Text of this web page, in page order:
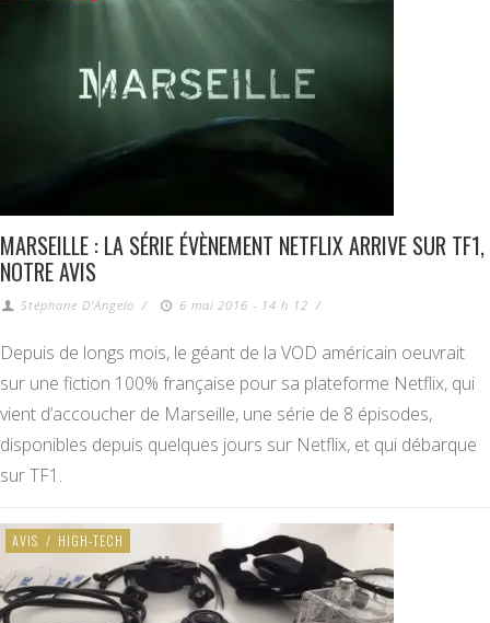
MARSEILLE : LA SÉRIE ÉVÈNEMENT NETFLIX ARRIVE SUR TF1,
NOTRE AVIS
Stéphane D'Angelo / 6 mai 2016 - 14 h 12 /
Depuis de longs mois, le géant de la VOD américain oeuvrait
sur une fiction 100% française pour sa plateforme Netflix, qui
vient d’accoucher de Marseille, une série de 8 épisodes,
disponibles depuis quelques jours sur Netflix, et qui débarque
sur TF1.
AVIS / HIGH-TECH